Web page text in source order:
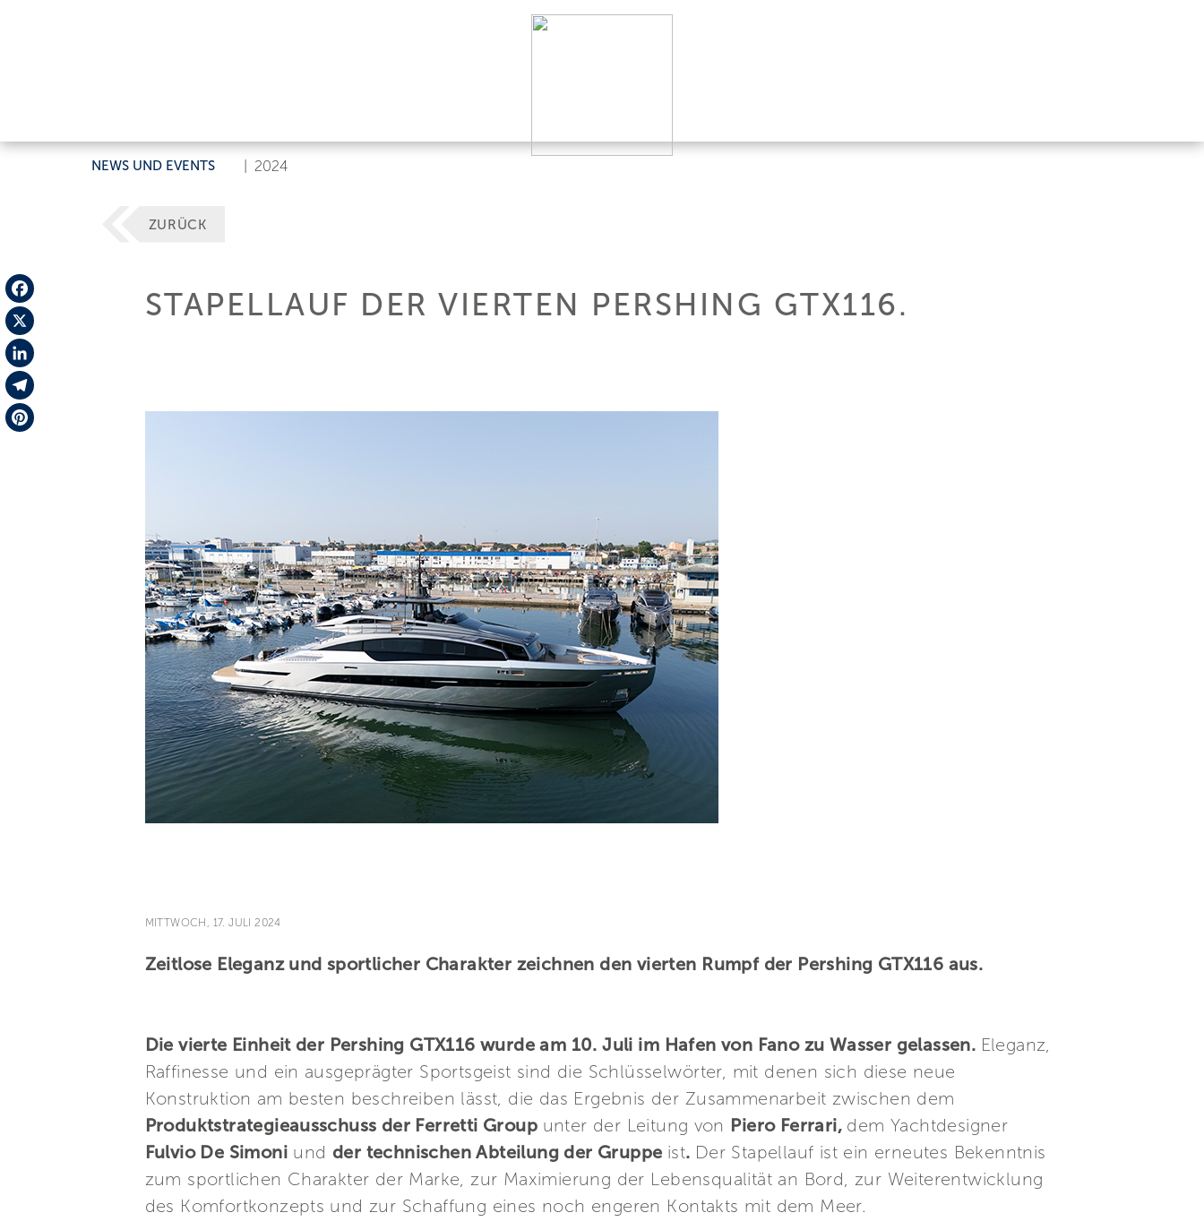
NEWS UND EVENTS 2024
Facebook
X
LinkedIn
Telegram
ZURÜCK
STAPELLAUF DER VIERTEN PERSHING GTX116.
MITTWOCH, 17. JULI 2024
Zeitlose Eleganz und sportlicher Charakter zeichnen den vierten Rumpf der Pershing GTX116 aus.
Die vierte Einheit der Pershing GTX116 wurde am 10. Juli im Hafen von Fano zu Wasser gelassen. Eleganz,
Raffinesse und ein ausgeprägter Sportsgeist sind die Schlüsselwörter, mit denen sich diese neue
Konstruktion am besten beschreiben lässt, die das Ergebnis der Zusammenarbeit zwischen dem
Produktstrategieausschuss der Ferretti Group unter der Leitung von Piero Ferrari, dem Yachtdesigner
Fulvio De Simoniund der technischen Abteilung der Gruppe ist. Der Stapellauf ist ein erneutes Bekenntnis
zum sportlichen Charakter der Marke, zur Maximierung der Lebensqualität an Bord, zur Weiterentwicklung
des Komfortkonzepts und zur Schaffung eines noch engeren Kontakts mit dem Meer.